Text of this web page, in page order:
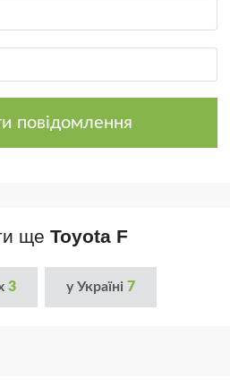
повідомлення
ще Toyota F
3 у Україні 7